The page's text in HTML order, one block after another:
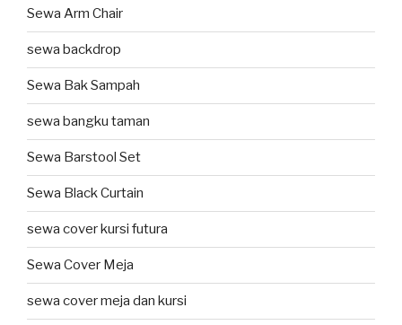
Sewa Arm Chair
sewa backdrop
Sewa Bak Sampah
sewa bangku taman
Sewa Barstool Set
Sewa Black Curtain
sewa cover kursi futura
Sewa Cover Meja
sewa cover meja dan kursi